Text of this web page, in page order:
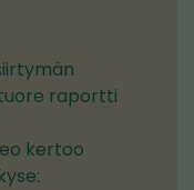
raportti
kertoo